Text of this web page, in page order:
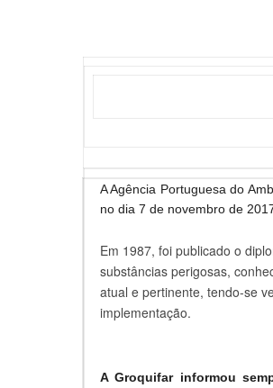
A Agência Portuguesa do
no dia 7 de novembro de
Em 1987, foi publicado o
substâncias perigosas,
atual e pertinente, tendo-se
implementação.
A Groquifar informou